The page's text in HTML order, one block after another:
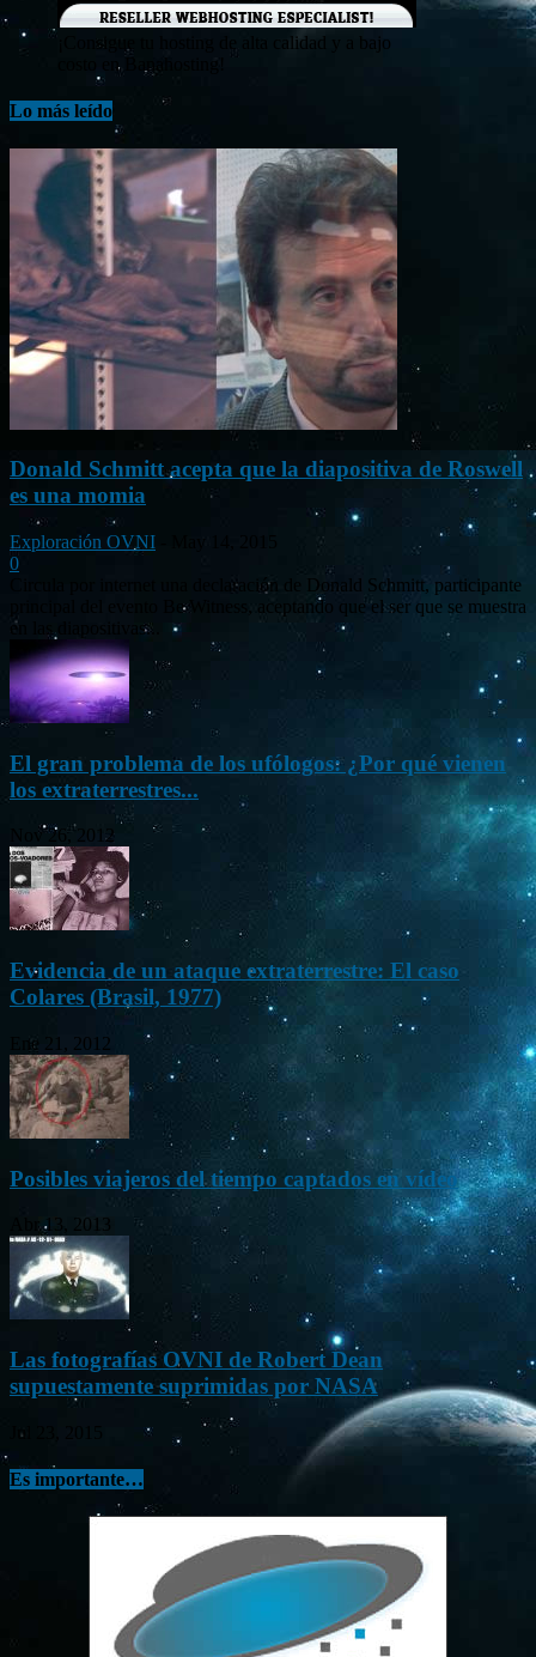
¡Consigue tu hosting de alta calidad y a bajo
costo en Banahosting!
Lo más leído
Donald Schmitt acepta que la diapositiva de Roswell
es una momia
Exploración OVNI
0
Circula por internet una declaración de Donald Schmitt, participante
principal del evento Be Witness, aceptando que el ser que se muestra
en las diapositivas...
El gran problema de los ufólogos: ¿Por qué vienen
los extraterrestres...
Nov 26, 2012
Evidencia de un ataque extraterrestre: El caso
Colares (Brasil, 1977)
Ene 21, 2012
Posibles viajeros del tiempo captados en vídeo
Abr 13, 2013
Las fotografías OVNI de Robert Dean
supuestamente suprimidas por NASA
Jul 23, 2015
Es importante…